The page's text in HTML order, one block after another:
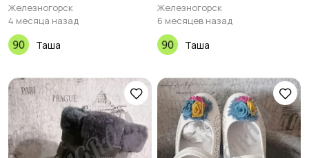
Железногорск
4 месяца назад
Таша
Железногорск
6 месяцев назад
Таша